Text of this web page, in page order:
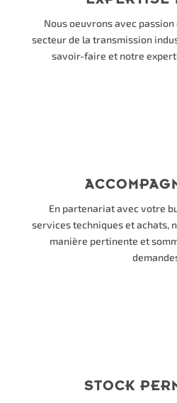
Nous oeuvrons avec passion
secteur de la transmission
savoir-faire et notre
En partenariat avec votre
services techniques et achats,
manière pertinente et
STOCK